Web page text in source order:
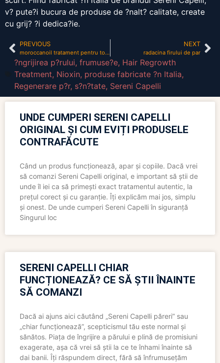
v? pute?i bucura de produse de ?nalt? calitate, create
cu grij? ?i dedica?ie.
PREVIOUS
moroccanoil tratament pentru toate tipurile de par pareri
NEXT
radacina firului de par
?ngrijirea p?rului, frumuse?e, Hair Regrowth
Treatment, Nioxin, produse fabricate ?n Italia,
Regenerare p?r, s?n?tate, Sereni Capelli
UNDE CUMPERI SERENI CAPELLI
ORIGINAL ȘI CUM EVIȚI PRODUSELE
CONTRAFĂCUTE
Când un produs funcționează, apar și copiile. Dacă vrei
să comanzi Sereni Capelli original, e important să știi de
unde îl iei ca să primești exact tratamentul autentic, la
prețul corect și cu garanție. Îți explicăm mai jos, simplu
și onest. De unde cumperi Sereni Capelli în siguranță
Singurul loc
SERENI CAPELLI CHIAR
FUNCȚIONEAZĂ? CE SĂ ȘTII ÎNAINTE
SĂ COMANZI
Dacă ai ajuns aici căutând „Sereni Capelli păreri” sau
„chiar funcționează”, scepticismul tău este normal și
sănătos. Piața de îngrijire a părului e plină de promisiuni
exagerate, așa că vrei să știi la ce te înhami înainte să
dai banii. Îți răspundem direct, fără să înfrumusețăm